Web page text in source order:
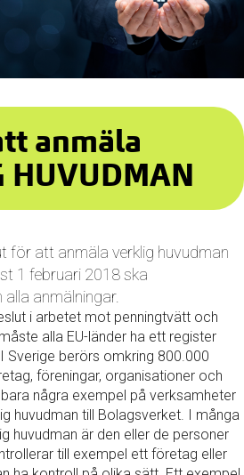
anmäla
HUVUDMAN
för att anmäla verklig huvudman
1 februari 2018 ska
anmälningar.
i arbetet mot penningtvätt och
alla EU-länder ha ett register
Sverige berörs omkring 800.000
föreningar, organisationer och
några exempel på verksamheter
huvudman till Bolagsverket. I många
huvudman är den eller de personer
till exempel ett företag eller